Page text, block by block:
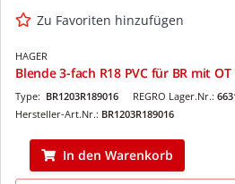
Zu Favoriten hinzufügen
HAGER
Blende 3-fach R18 PVC für BR mit
REGRO Lager.Nr.:
Type: BR1203R189016
Hersteller-Art.Nr.: BR1203R189016
In den Warenkorb